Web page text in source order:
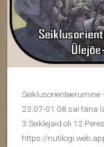
Seiklusorienteerumine
23.07-01.08 sai täna
3 Seiklejaid oli 12
https://